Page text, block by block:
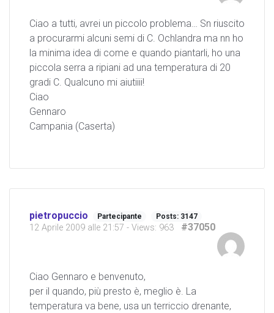
Ciao a tutti, avrei un piccolo problema… Sn riuscito
a procurarmi alcuni semi di C. Ochlandra ma nn ho
la minima idea di come e quando piantarli, ho una
piccola serra a ripiani ad una temperatura di 20
gradi C. Qualcuno mi aiutiiii!
Ciao
Gennaro
Campania (Caserta)
pietropuccio Partecipante Posts: 3147
12 Aprile 2009 alle 21:57 - Views: 963 #37050
Ciao Gennaro e benvenuto,
per il quando, più presto è, meglio è. La
temperatura va bene, usa un terriccio drenante,